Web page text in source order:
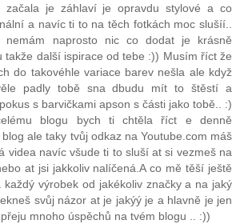
začala je záhlaví je opravdu stylové a co
a navíc ti to na těch fotkách moc slušíí..
naprosto nic co dodat je krásně
takže další ispirace od tebe :)) Musím říct že
do takovéhle variace barev nešla ale když
padly tobě sna dbudu mít to štěstí a
s barvičkami apson s části jako tobě.. :)
blogu bych ti chtěla říct e denně
ale taky tvůj odkaz na Youtube.com máš
videa navíc všude ti to sluší at si vezmeš na
at jsi jakkoliv nalíčená.A co mě těší ještě
výrobek od jakékoliv značky a na jaký
svůj názor at je jakýý je a hlavně je jen
mnoho úspěchů na tvém blogu .. :))